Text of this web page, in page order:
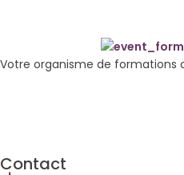
Votre organisme de formations
Contact